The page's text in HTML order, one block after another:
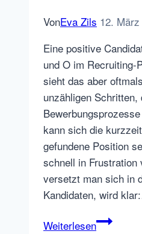
VonEva Zils 12.
Eine positive
und O im Recruiting-
sieht das aber
unzähligen Schritten,
kann sich die
gefundene Position
schnell in Frustration
versetzt man sich in
Kandidaten, wird
WeiterlesenCandidate